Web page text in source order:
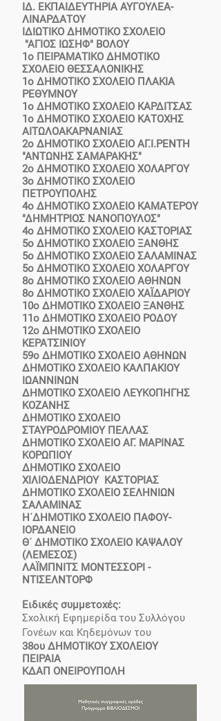
ΙΔ. ΕΚΠΑΙΔΕΥΤΗΡΙΑ ΑΥΓΟΥΛΕΑ-
ΛΙΝΑΡΔΑΤΟΥ
ΙΔΙΩΤΙΚΟ ΔΗΜΟΤΙΚΟ ΣΧΟΛΕΙΟ
"ΑΓΙΟΣ ΙΩΣΗΦ" ΒΟΛΟΥ
1ο ΠΕΙΡΑΜΑΤΙΚΟ ΔΗΜΟΤΙΚΟ
ΣΧΟΛΕΙΟ ΘΕΣΣΑΛΟΝΙΚΗΣ
1ο ΔΗΜΟΤΙΚΟ ΣΧΟΛΕΙΟ ΠΛΑΚΙΑ
ΡΕΘΥΜΝΟΥ
1ο ΔΗΜΟΤΙΚΟ ΣΧΟΛΕΙΟ ΚΑΡΔΙΤΣΑΣ
1ο ΔΗΜΟΤΙΚΟ ΣΧΟΛΕΙΟ ΚΑΤΟΧΗΣ
ΑΙΤΩΛΟΑΚΑΡΝΑΝΙΑΣ
2ο ΔΗΜΟΤΙΚΟ ΣΧΟΛΕΙΟ ΑΓ.Ι.ΡΕΝΤΗ
"ΑΝΤΩΝΗΣ ΣΑΜΑΡΑΚΗΣ"
2ο ΔΗΜΟΤΙΚΟ ΣΧΟΛΕΙΟ ΧΟΛΑΡΓΟΥ
3ο ΔΗΜΟΤΙΚΟ ΣΧΟΛΕΙΟ
ΠΕΤΡΟΥΠΟΛΗΣ
4ο ΔΗΜΟΤΙΚΟ ΣΧΟΛΕΙΟ ΚΑΜΑΤΕΡΟΥ
"ΔΗΜΗΤΡΙΟΣ ΝΑΝΟΠΟΥΛΟΣ"
4ο ΔΗΜΟΤΙΚΟ ΣΧΟΛΕΙΟ ΚΑΣΤΟΡΙΑΣ
5ο ΔΗΜΟΤΙΚΟ ΣΧΟΛΕΙΟ ΞΑΝΘΗΣ
5ο ΔΗΜΟΤΙΚΟ ΣΧΟΛΕΙΟ ΣΑΛΑΜΙΝΑΣ
5ο ΔΗΜΟΤΙΚΟ ΣΧΟΛΕΙΟ ΧΟΛΑΡΓΟΥ
8ο ΔΗΜΟΤΙΚΟ ΣΧΟΛΕΙΟ ΑΘΗΝΩΝ
8ο ΔΗΜΟΤΙΚΟ ΣΧΟΛΕΙΟ ΧΑΪΔΑΡΙΟΥ
10ο ΔΗΜΟΤΙΚΟ ΣΧΟΛΕΙΟ ΞΑΝΘΗΣ
11ο ΔΗΜΟΤΙΚΟ ΣΧΟΛΕΙΟ ΡΟΔΟΥ
12ο ΔΗΜΟΤΙΚΟ ΣΧΟΛΕΙΟ
ΚΕΡΑΤΣΙΝΙΟΥ
59ο ΔΗΜΟΤΙΚΟ ΣΧΟΛΕΙΟ ΑΘΗΝΩΝ
ΔΗΜΟΤΙΚΟ ΣΧΟΛΕΙΟ ΚΑΛΠΑΚΙΟΥ
ΙΩΑΝΝΙΝΩΝ
ΔΗΜΟΤΙΚΟ ΣΧΟΛΕΙΟ ΛΕΥΚΟΠΗΓΗΣ
ΚΟΖΑΝΗΣ
ΔΗΜΟΤΙΚΟ ΣΧΟΛΕΙΟ
ΣΤΑΥΡΟΔΡΟΜΙΟΥ ΠΕΛΛΑΣ
ΔΗΜΟΤΙΚΟ ΣΧΟΛΕΙΟ ΑΓ. ΜΑΡΙΝΑΣ
ΚΟΡΩΠΙΟΥ
ΔΗΜΟΤΙΚΟ ΣΧΟΛΕΙΟ
ΧΙΛΙΟΔΕΝΔΡΙΟΥ ΚΑΣΤΟΡΙΑΣ
ΔΗΜΟΤΙΚΟ ΣΧΟΛΕΙΟ ΣΕΛΗΝΙΩΝ
ΣΑΛΑΜΙΝΑΣ
Η΄ΔΗΜΟΤΙΚΟ ΣΧΟΛΕΙΟ ΠΑΦΟΥ-
ΙΟΡΔΑΝΕΙΟ
Θ΄ ΔΗΜΟΤΙΚΟ ΣΧΟΛΕΙΟ ΚΑΨΑΛΟΥ
(ΛΕΜΕΣΟΣ)
ΛΑΪΜΠΝΙΤΣ ΜΟΝΤΕΣΣΟΡΙ -
ΝΤΙΣΕΛΝΤΟΡΦ
Ειδικές συμμετοχές:
Σχολική Εφημερίδα του Συλλόγου
Γονέων και Κηδεμόνων του
38ου ΔΗΜΟΤΙΚΟΥ ΣΧΟΛΕΙΟΥ
ΠΕΙΡΑΙΑ
ΚΔΑΠ ΟΝΕΙΡΟΥΠΟΛΗ